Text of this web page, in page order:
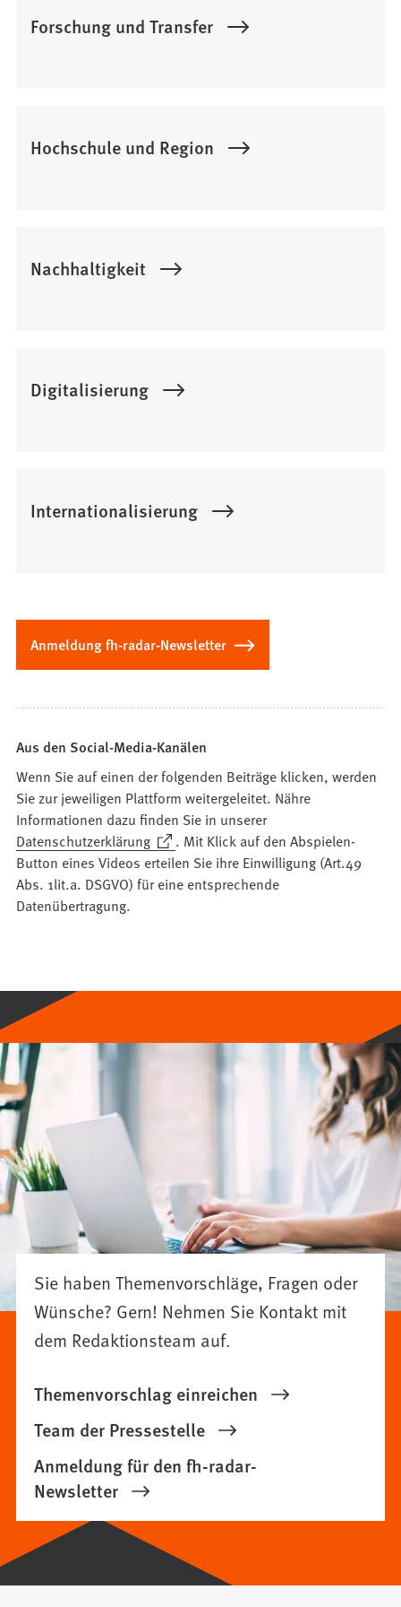
Forschung und Transfer
Hochschule und Region
Nachhaltigkeit
Digitalisierung
Internationalisierung
Anmeldung fh-radar-Newsletter
Aus den Social-Media-Kanälen
Wenn Sie auf einen der folgenden Beiträge klicken, werden
Sie zur jeweiligen Plattform weitergeleitet. Nähre
Informationen dazu finden Sie in unserer
Datenschutzerklärung
(Öffnet
in
einem
neuen
. Mit Klick auf den Abspielen-
Button eines Videos erteilen Sie ihre Einwilligung (Art.49
Abs. 1lit.a. DSGVO) für eine entsprechende
Datenübertragung.
Sie haben Themenvorschläge, Fragen oder
Wünsche? Gern! Nehmen Sie Kontakt mit
dem Redaktionsteam auf.
Themenvorschlag einreichen
Team der Pressestelle
Anmeldung für den fh-radar-
Newsletter